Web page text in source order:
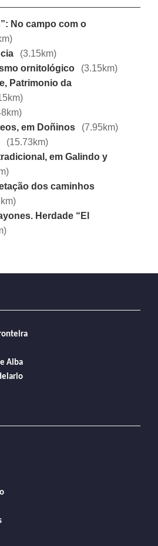
No campo com o
(3.15km)
ornitológico
(3.15km)
Patrimonio da
em Doñinos
(7.95km)
(15.73km)
em Galindo y
dos caminhos
Herdade “El
Alba